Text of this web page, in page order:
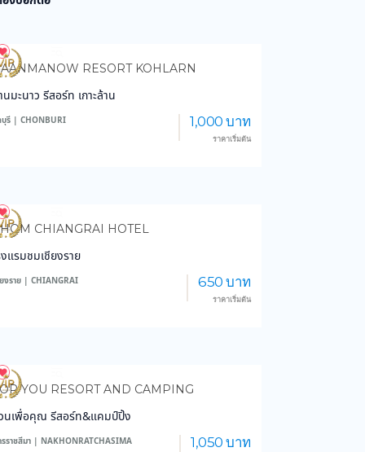
4,077
RESORT KOHLARN
นมะนาว รีสอร์ท เกาะล้าน
รี | CHONBURI 1,000 บาท
ราคาเริ่มต้น
3,627
CHIANGRAI HOTEL
งแรมชมเชียงราย
งราย | CHIANGRAI 650 บาท
ราคาเริ่มต้น
4,297
YOU RESORT AND CAMPING
นเพื่อคุณ รีสอร์ท&แคมป์ปิ้ง
ราชสีมา | NAKHONRATCHASIMA 1,050 บาท